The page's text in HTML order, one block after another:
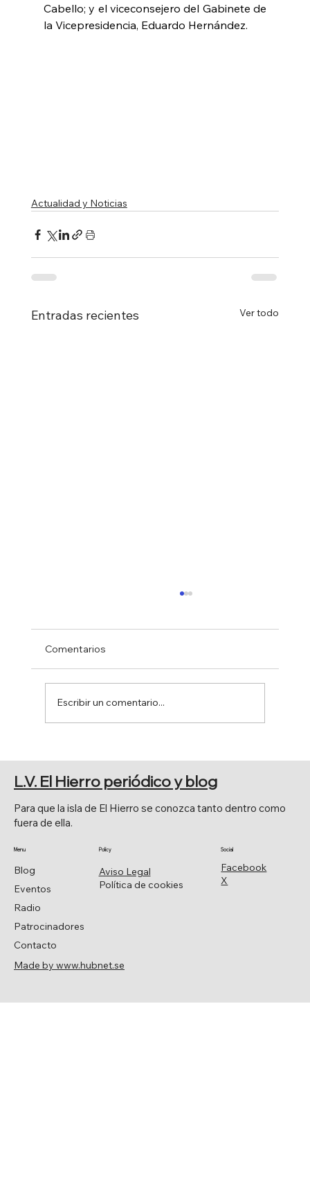
Cabello; y el viceconsejero del Gabinete de
la Vicepresidencia, Eduardo Hernández.
Actualidad y Noticias
Entradas recientes Ver todo
FERIA DE AGOSTO 2026
Comentarios
Escribir un comentario...
Facebook
X
Social
Aviso Legal
Política de cookies
Policy
Blog
Eventos
Radio
Patrocinadores
Contacto
Menu
Para que la isla de El Hierro se conozca tanto dentro como
fuera de ella.
L.V. El Hierro periódico y blog
Made by www.hubnet.se